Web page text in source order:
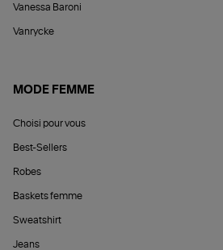
Vanessa Baroni
Vanrycke
MODE FEMME
Choisi pour vous
Best-Sellers
Robes
Baskets femme
Sweatshirt
Jeans